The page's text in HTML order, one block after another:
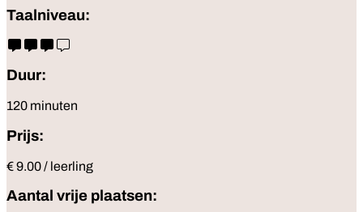
Taalniveau:
Duur:
120 minuten
Prijs:
€ 9.00 / leerling
Aantal vrije plaatsen: